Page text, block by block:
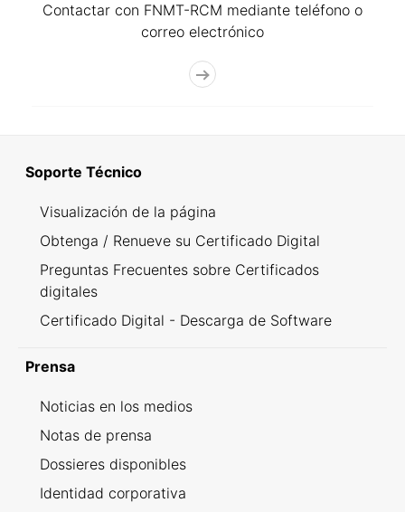
Contactar con FNMT-RCM mediante teléfono o
correo electrónico
Soporte Técnico
Visualización de la página
Obtenga / Renueve su Certificado Digital
Preguntas Frecuentes sobre Certificados
digitales
Certificado Digital - Descarga de Software
Prensa
Noticias en los medios
Notas de prensa
Dossieres disponibles
Identidad corporativa